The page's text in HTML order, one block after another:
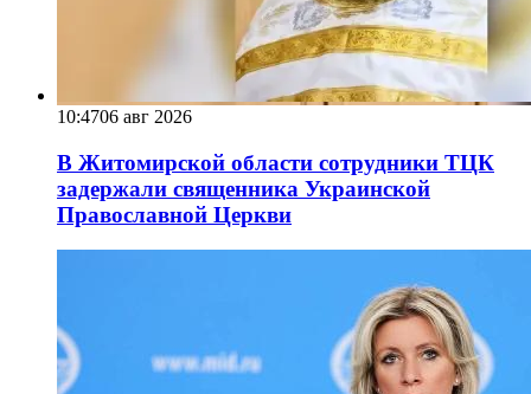
10:4706 авг 2026
В Житомирской области сотрудники ТЦК
задержали священника Украинской
Православной Церкви